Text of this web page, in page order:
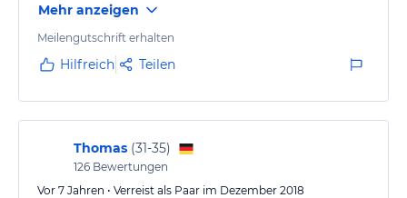
Mehr anzeigen
Meilengutschrift erhalten
Hilfreich Teilen
Thomas (31-35)
126 Bewertungen
Vor 7 Jahren • Verreist als Paar im Dezember 2018